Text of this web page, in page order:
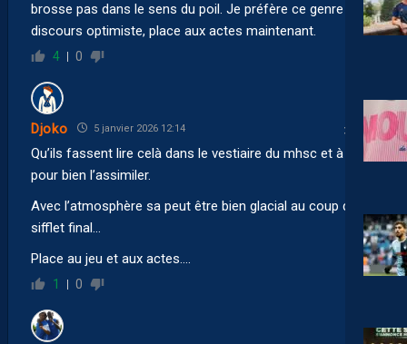
brosse pas dans le sens du poil. Je préfère ce genre de
discours optimiste, place aux actes maintenant.
4 0
Djoko 5 janvier 2026 12:14
Qu’ils fassent lire celà dans le vestiaire du mhsc et à relire
pour bien l’assimiler.
Avec l’atmosphère sa peut être bien glacial au coup de
sifflet final…
Place au jeu et aux actes….
1 0